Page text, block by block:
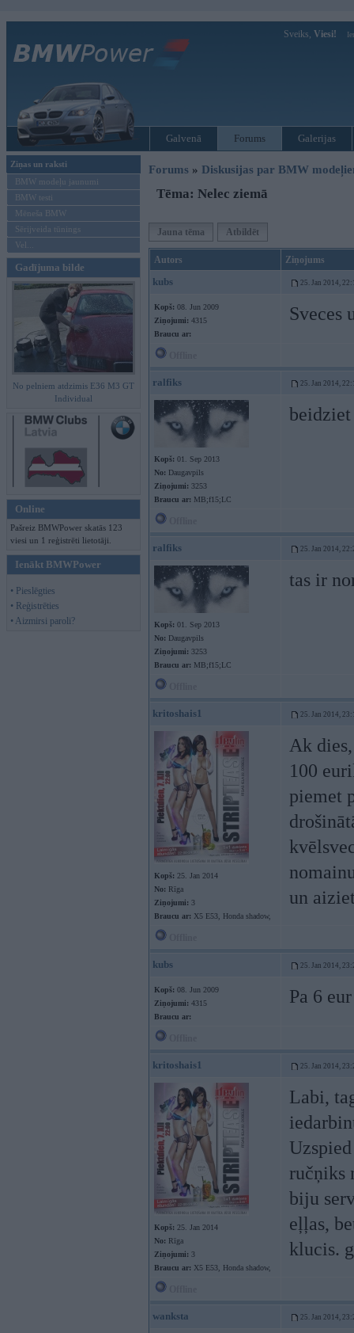
Sveiks, Viesi!
Galvenā Forums Galerijas
Ziņas un raksti
BMW modeļu jaunumi
BMW testi
Mēneša BMW
Sērijveida tūnings
Vel...
Gadījuma bilde
No pelniem atdzimis E36 M3 GT
Individual
Online
Pašreiz BMWPower skatās 123
viesi un 1 reģistrēti lietotāji.
Ienākt BMWPower
• Pieslēgties
• Reģistrēties
• Aizmirsi paroli?
Forums » Diskusijas par BMW
Tēma: Nelec ziemā
Jauna tēma Atbildēt
Autors Ziņojums
kubs 25. Jan 2014,
Kopš: 08. Jun 2009
Ziņojumi: 4315
Braucu ar:
Sveces
ralfiks 25. Jan 2014,
Kopš: 01. Sep 2013
No: Daugavpils
Ziņojumi: 3253
Braucu ar: MB;f15;LC
ralfiks 25. Jan 2014,
Kopš: 01. Sep 2013
No: Daugavpils
Ziņojumi: 3253
Braucu ar: MB;f15;LC
tas ir
kritoshais1 25. Jan 2014,
Kopš: 25. Jan 2014
No: Rīga
Ziņojumi: 3
Braucu ar: X5 E53, Honda shadow,
Ak
100
piemet
un
kubs 25. Jan 2014,
Kopš: 08. Jun 2009
Ziņojumi: 4315
Braucu ar:
Pa 6
kritoshais1 25. Jan 2014,
Kopš: 25. Jan 2014
No: Rīga
Ziņojumi: 3
Braucu ar: X5 E53, Honda shadow,
Labi,
ručņiks
biju
eļļas,
klucis.
wanksta 25. Jan 2014,